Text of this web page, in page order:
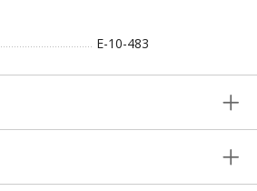
E-10-483